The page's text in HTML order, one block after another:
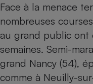
Face à la menace
nombreuses
au grand public ont
semaines. Semi-
grand Nancy (54),
comme à Neuilly-
Tous les
Toutes les cartes